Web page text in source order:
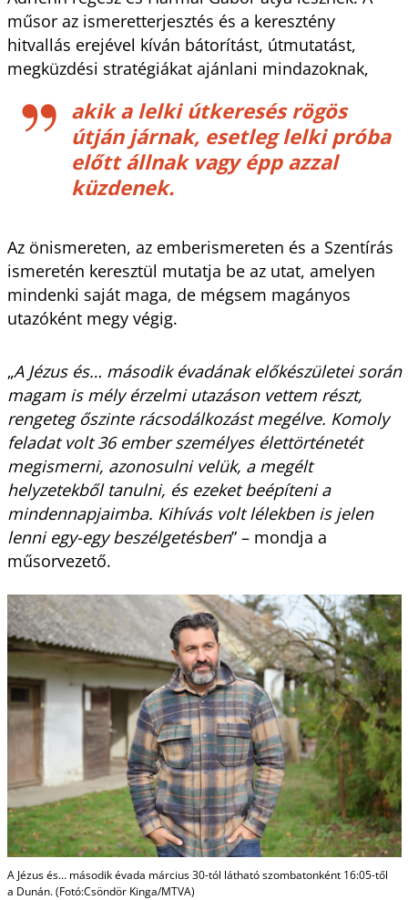
műsor az ismeretterjesztés és a keresztény
hitvallás erejével kíván bátorítást, útmutatást,
megküzdési stratégiákat ajánlani mindazoknak,
akik a lelki útkeresés rögös
útján járnak, esetleg lelki próba
előtt állnak vagy épp azzal
küzdenek.
Az önismereten, az emberismereten és a Szentírás
ismeretén keresztül mutatja be az utat, amelyen
mindenki saját maga, de mégsem magányos
utazóként megy végig.
„A Jézus és… második évadának előkészületei során
magam is mély érzelmi utazáson vettem részt,
rengeteg őszinte rácsodálkozást megélve. Komoly
feladat volt 36 ember személyes élettörténetét
megismerni, azonosulni velük, a megélt
helyzetekből tanulni, és ezeket beépíteni a
mindennapjaimba. Kihívás volt lélekben is jelen
lenni egy-egy beszélgetésben” – mondja a
műsorvezető.
A Jézus és… második évada március 30-tól látható szombatonként 16:05-től
a Dunán. (Fotó:Csöndör Kinga/MTVA)